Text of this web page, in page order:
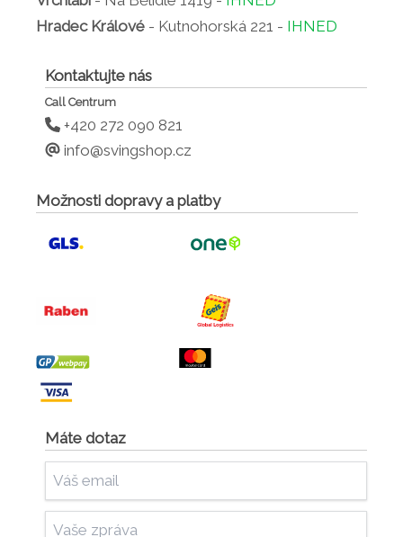
Hradec Králové - Kutnohorská 221 - IHNED
Kontaktujte nás
Call Centrum
+420 272 090 821
info@svingshop.cz
Možnosti dopravy a platby
Máte dotaz